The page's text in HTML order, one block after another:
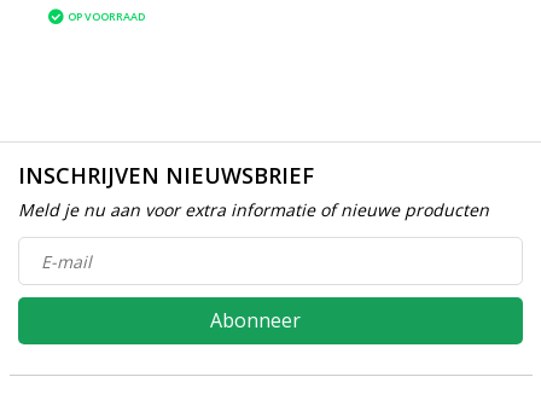
zwartOP VOORRAAD
INSCHRIJVEN NIEUWSBRIEF
Meld je nu aan voor extra informatie of nieuwe producten
Abonneer